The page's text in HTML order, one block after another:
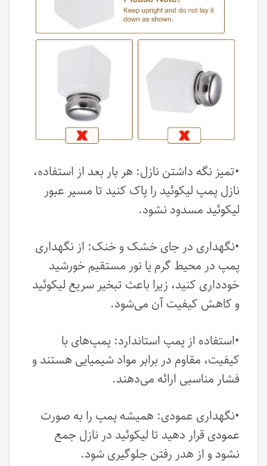
•تمیز نگه داشتن نازل: هر بار بعد از استفاده،
نازل پمپ لیکوئید را پاک کنید تا مسیر عبور
لیکوئید مسدود نشود.
•نگهداری در جای خشک و خنک: از نگهداری
پمپ در محیط گرم یا نور مستقیم خورشید
خودداری کنید، زیرا باعث تبخیر سریع لیکوئید
و کاهش کیفیت آن می‌شود.
•استفاده از پمپ استاندارد: پمپ‌های با
کیفیت، مقاوم در برابر مواد شیمیایی هستند و
فشار مناسبی ارائه می‌دهند.
•نگهداری عمودی: همیشه پمپ را به صورت
عمودی قرار دهید تا لیکوئید در نازل جمع
نشود و از هدر رفتن جلوگیری شود.